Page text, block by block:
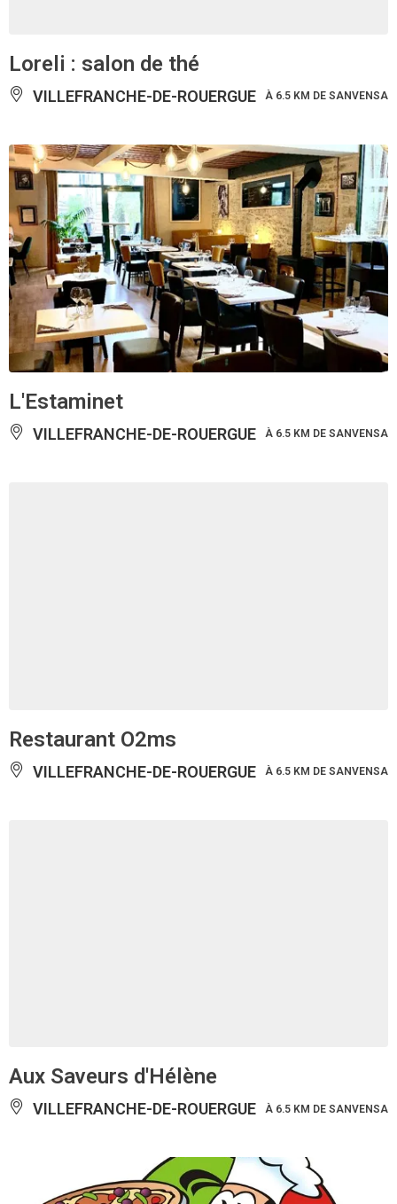
Loreli : salon de thé
VILLEFRANCHE-DE-ROUERGUE À 6.5 KM DE SANVENSA
L'Estaminet
VILLEFRANCHE-DE-ROUERGUE À 6.5 KM DE SANVENSA
Restaurant O2ms
VILLEFRANCHE-DE-ROUERGUE À 6.5 KM DE SANVENSA
Aux Saveurs d'Hélène
VILLEFRANCHE-DE-ROUERGUE À 6.5 KM DE SANVENSA